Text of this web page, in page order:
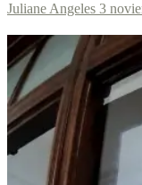
Juliane Angeles 3